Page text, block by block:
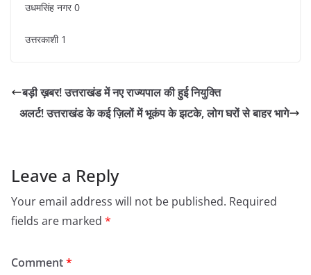
उधमसिंह नगर 0
उत्तरकाशी 1
बड़ी ख़बर! उत्तराखंड में नए राज्यपाल की हुई नियुक्ति
अलर्ट! उत्तराखंड के कई ज़िलों में भूकंप के झटके, लोग घरों से बाहर भागे
Leave a Reply
Your email address will not be published. Required
fields are marked *
Comment*